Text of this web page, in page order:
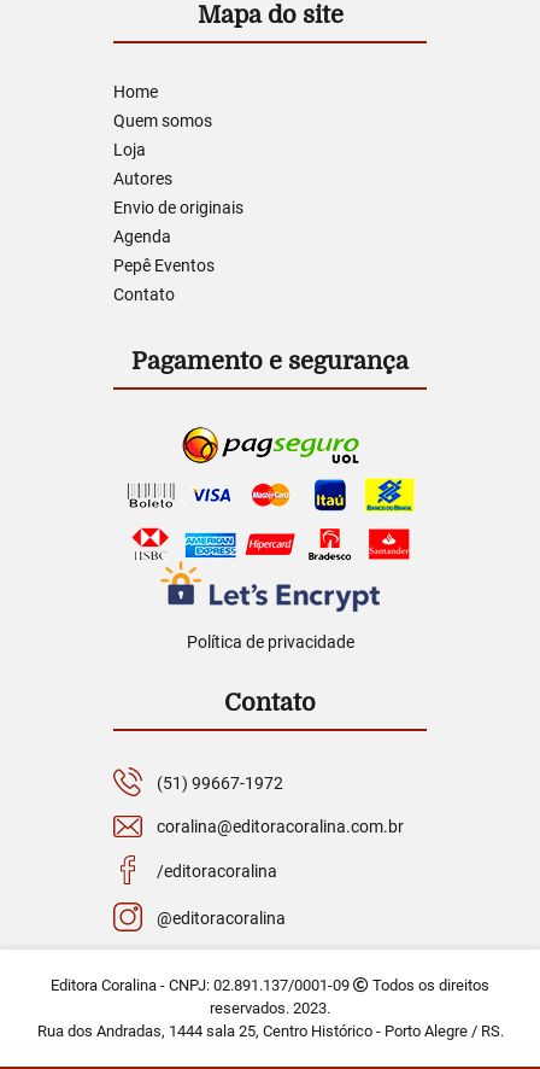
Mapa do site
Home
Quem somos
Loja
Autores
Envio de originais
Agenda
Pepê Eventos
Contato
Pagamento e segurança
Política de privacidade
Contato
(51) 99667-1972
coralina@editoracoralina.com.br
/editoracoralina
@editoracoralina
Editora Coralina - CNPJ: 02.891.137/0001-09
Todos os direitos
reservados. 2023.
Rua dos Andradas, 1444 sala 25, Centro Histórico - Porto Alegre / RS.